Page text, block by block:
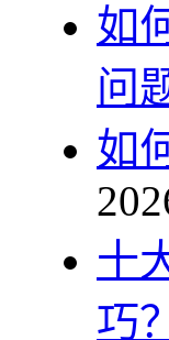
如
问
如
十
巧？